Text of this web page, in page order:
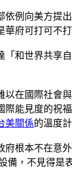
依例向美方提
華府可打可不
「和世界共享
以在國際社會
際能見度的祝
美關係的溫度
府根本不在意
備，不見得是